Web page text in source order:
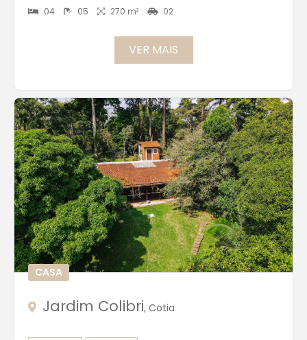
04 05 270 m² 02
VER MAIS
CASA
Jardim Colibri, Cotia